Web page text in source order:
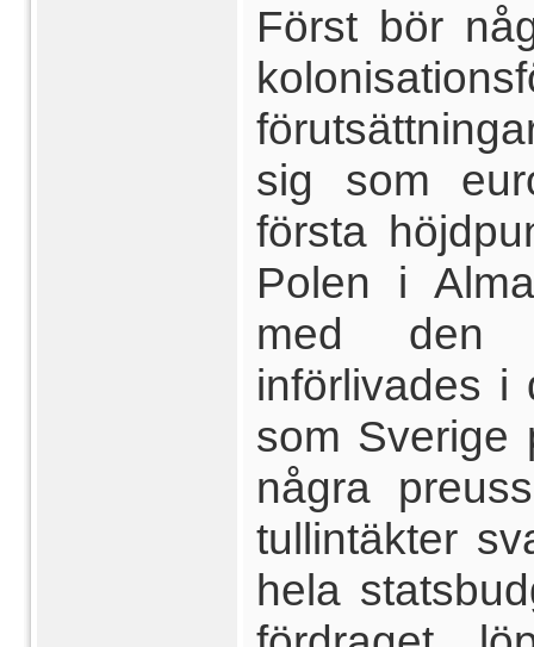
Först bör
sig som
första
Polen i
med den
införlivades i
som Sverige
några
tullintäkter
hela